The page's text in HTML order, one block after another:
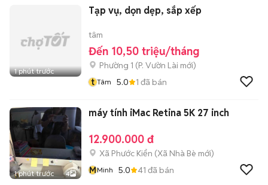
1 phút trước
Tạp vụ, dọn dẹp, sắp xếp
tâm
Đến 10,50 triệu/tháng
Phường 1 (P. Vườn Lài mới)
t Tâm 5.0 1 đã bán
1 phút trước 4
máy tính iMac Retina 5K 27 inch
12.900.000 đ
Xã Phước Kiển (Xã Nhà Bè mới)
MMinh 5.0 41 đã bán